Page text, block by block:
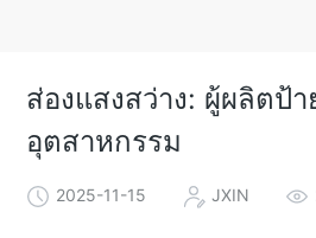
ส่องแสงสว่าง: ผู้ผลิตป้
อุตสาหกรรม
2025-11-15 JXIN